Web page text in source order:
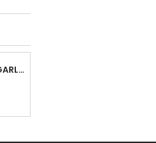
EVAPORATIVO GARLAND COOL 1530